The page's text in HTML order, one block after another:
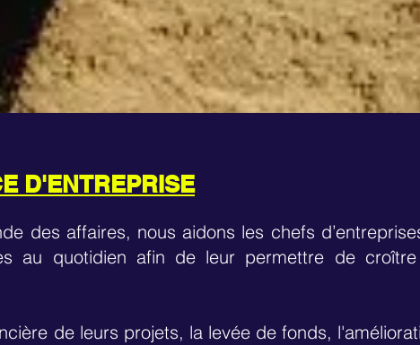
D'ENTREPRISE
des affaires, nous aidons les chefs
au quotidien afin de leur permettre de
de leurs projets, la levée de fonds,